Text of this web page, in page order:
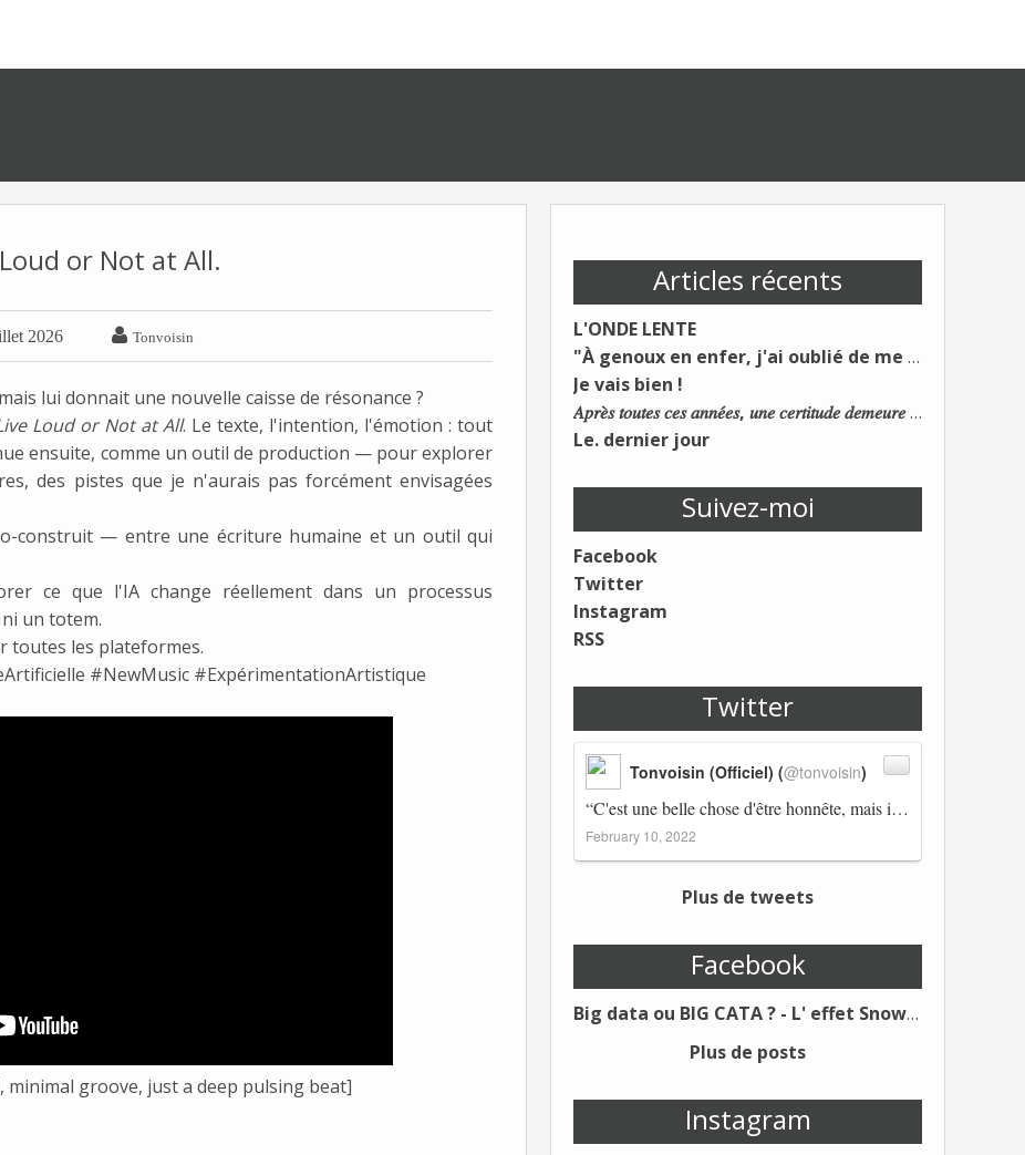
Articles récents
L'ONDE LENTE
"À genoux en enfer, j'ai oublié de me taire"
Je vais bien !
𝐴𝑝𝑟𝑒̀𝑠 𝑡𝑜𝑢𝑡𝑒𝑠 𝑐𝑒𝑠 𝑎𝑛𝑛𝑒́𝑒𝑠, 𝑢𝑛𝑒 𝑐𝑒𝑟𝑡𝑖𝑡𝑢𝑑𝑒 𝑑𝑒𝑚𝑒𝑢𝑟𝑒 : 𝐿𝑒 𝑚𝑜𝑛𝑑𝑒 𝑑𝑢 𝑡𝑟𝑎𝑣𝑎𝑖𝑙 𝑐ℎ𝑎𝑛𝑔𝑒. 𝐿𝑒𝑠 𝑐𝑜𝑛𝑠 𝑠'𝑎𝑑𝑎𝑝𝑡𝑒𝑛𝑡 :)
Le. dernier jour
Suivez-moi
Facebook
Twitter
Instagram
RSS
Twitter
“C'est une belle chose d'être honnête, mais il est également important d'avoir raison.” Winston Churchill Réplico…
Tonvoisin (Officiel) (@tonvoisin)
February 10, 2022
Plus de tweets
Facebook
Big data ou BIG CATA ? - L' effet Snowden - Editions Kawa - Un Éditeur différent !
Plus de posts
Instagram
or Not at All.
2026  Tonvoisin
lui donnait une nouvelle caisse de résonance ?
Loud or Not at All. Le texte, l'intention, l'émotion : tout
ensuite, comme un outil de production — pour explorer
des pistes que je n'aurais pas forcément envisagées
construit — entre une écriture humaine et un outil qui
ce que l'IA change réellement dans un processus
un totem.
toutes les plateformes.
#NewMusic #ExpérimentationArtistique
groove, just a deep pulsing beat]